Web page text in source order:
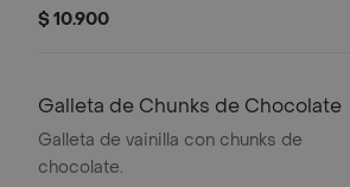
Cheesecake.
$ 10.900
Galleta de Chunks de Chocolate
Galleta de vainilla con chunks de
chocolate.